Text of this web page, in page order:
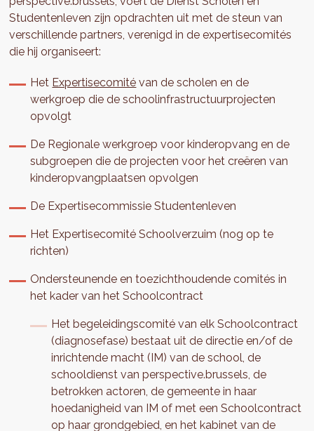
Studentenleven zijn opdrachten uit met de steun van
verschillende partners, verenigd in de expertisecomités
die hij organiseert:
Het Expertisecomité van de scholen en de
werkgroep die de schoolinfrastructuurprojecten
opvolgt
De Regionale werkgroep voor kinderopvang en de
subgroepen die de projecten voor het creëren van
kinderopvangplaatsen opvolgen
De Expertisecommissie Studentenleven
Het Expertisecomité Schoolverzuim (nog op te
richten)
Ondersteunende en toezichthoudende comités in
het kader van het Schoolcontract
Het begeleidingscomité van elk Schoolcontract
(diagnosefase) bestaat uit de directie en/of de
inrichtende macht (IM) van de school, de
schooldienst van perspective.brussels, de
betrokken actoren, de gemeente in haar
hoedanigheid van IM of met een Schoolcontract
op haar grondgebied, en het kabinet van de